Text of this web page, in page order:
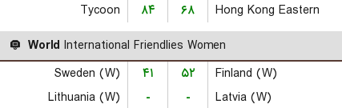
Tycoon
۸۴ ۶۸ Hong Kong Eastern
World International Friendlies Women
Sweden (W)
۴۱ ۵۲ Finland (W)
Lithuania (W)
- - Latvia (W)